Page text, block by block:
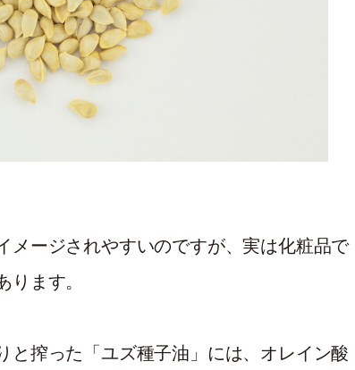
メージされやすいのですが、実は化粧品で
ます。
と搾った「ユズ種子油」には、オレイン酸